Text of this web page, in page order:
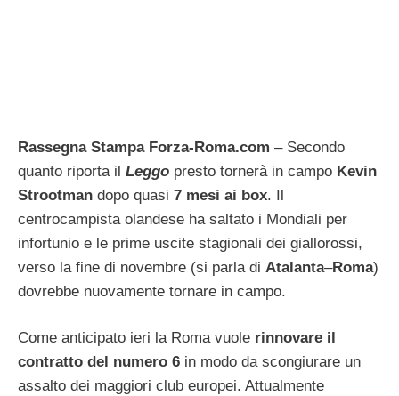
Rassegna Stampa Forza-Roma.com – Secondo
quanto riporta il Leggo presto tornerà in campo Kevin
Strootman dopo quasi 7 mesi ai box. Il
centrocampista olandese ha saltato i Mondiali per
infortunio e le prime uscite stagionali dei giallorossi,
verso la fine di novembre (si parla di Atalanta–Roma)
dovrebbe nuovamente tornare in campo.
Come anticipato ieri la Roma vuole rinnovare il
contratto del numero 6 in modo da scongiurare un
assalto dei maggiori club europei. Attualmente